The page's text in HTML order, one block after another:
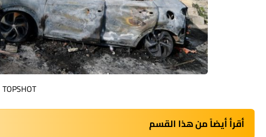
TOPSHOT
أقرأ أيضاً من هذا القسم